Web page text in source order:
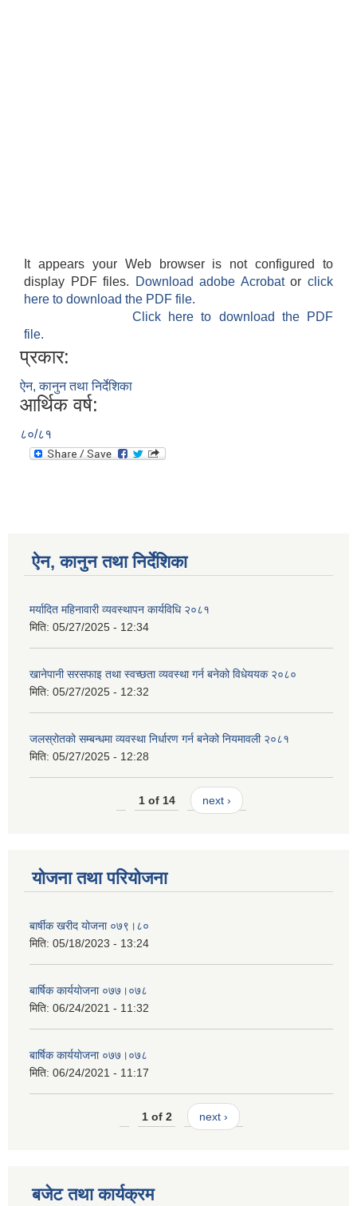
It appears your Web browser is not configured to
display PDF files.
Download adobe Acrobatorclick
here to download the PDF file.
Click here to download the PDF
file.
प्रकार:
ऐन, कानुन तथा निर्देशिका
आर्थिक वर्ष:
८०/८१
ऐन, कानुन तथा निर्देशिका
मर्यादित महिनावारी व्यवस्थापन कार्यविधि २०८१
मिति: 05/27/2025 - 12:34
खानेपानी सरसफाइ तथा स्वच्छता व्यवस्था गर्न बनेको विधेययक २०८०
मिति: 05/27/2025 - 12:32
जलस्रोतको सम्बन्धमा व्यवस्था निर्धारण गर्न बनेको नियमावली २०८१
मिति: 05/27/2025 - 12:28
1 of 14 next ›
योजना तथा परियोजना
बार्षीक खरीद योजना ०७९।८०
मिति: 05/18/2023 - 13:24
बार्षिक कार्ययाेजना ०७७।०७८
मिति: 06/24/2021 - 11:32
बार्षिक कार्ययाेजना ०७७।०७८
मिति: 06/24/2021 - 11:17
1 of 2 next ›
बजेट तथा कार्यक्रम